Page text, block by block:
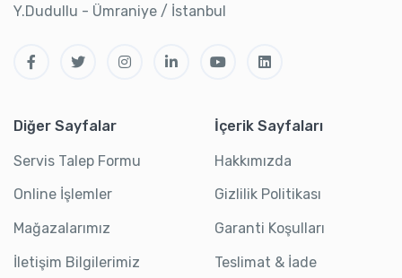
Y.Dudullu - Ümraniye / İstanbul
Diğer Sayfalar
Servis Talep Formu
Online İşlemler
Mağazalarımız
İletişim Bilgilerimiz
İçerik Sayfaları
Hakkımızda
Gizlilik Politikası
Garanti Koşulları
Teslimat & İade